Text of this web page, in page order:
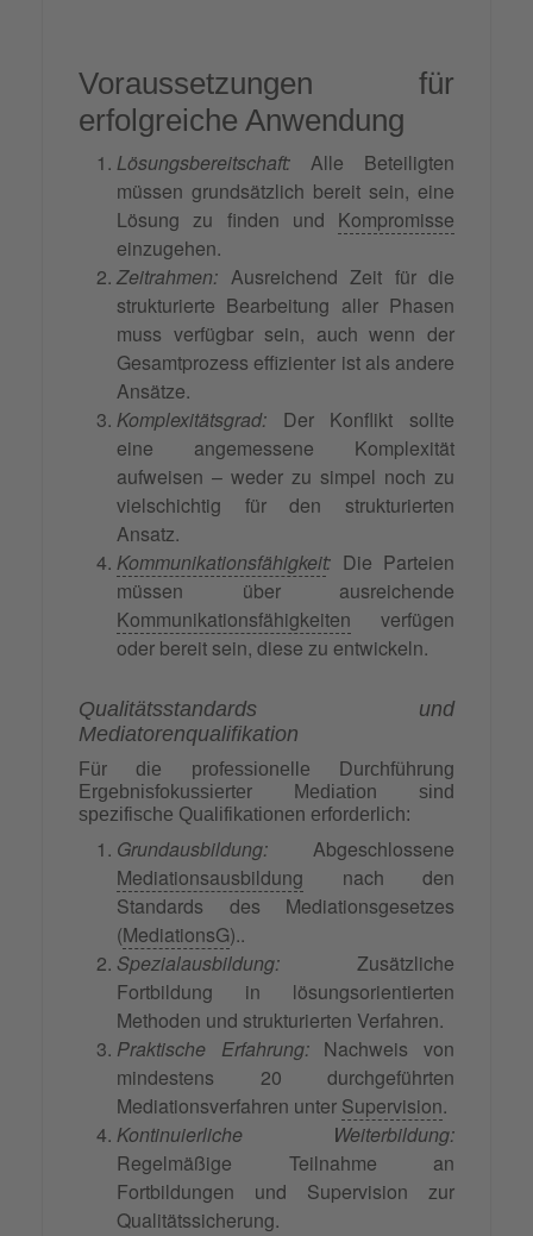
Voraussetzungen für
erfolgreiche Anwendung
Lösungsbereitschaft: Alle Beteiligten
müssen grundsätzlich bereit sein, eine
Lösung zu finden und Kompromisse
einzugehen.
Zeitrahmen: Ausreichend Zeit für die
strukturierte Bearbeitung aller Phasen
muss verfügbar sein, auch wenn der
Gesamtprozess effizienter ist als andere
Ansätze.
Komplexitätsgrad: Der Konflikt sollte
eine angemessene Komplexität
aufweisen – weder zu simpel noch zu
vielschichtig für den strukturierten
Ansatz.
Kommunikationsfähigkeit: Die Parteien
müssen über ausreichende
Kommunikationsfähigkeiten verfügen
oder bereit sein, diese zu entwickeln.
Qualitätsstandards und
Mediatorenqualifikation
Für die professionelle Durchführung
Ergebnisfokussierter Mediation sind
spezifische Qualifikationen erforderlich:
Grundausbildung: Abgeschlossene
Mediationsausbildung nach den
Standards des Mediationsgesetzes
(MediationsG)..
Spezialausbildung: Zusätzliche
Fortbildung in lösungsorientierten
Methoden und strukturierten Verfahren.
Praktische Erfahrung:Nachweis von
mindestens 20 durchgeführten
Mediationsverfahren unter Supervision.
Kontinuierliche Weiterbildung:
Regelmäßige Teilnahme an
Fortbildungen und Supervision zur
Qualitätssicherung.